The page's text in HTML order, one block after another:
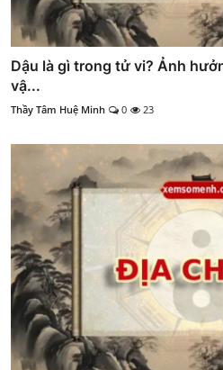
Dậu là gì trong tử vi? Ảnh
vậ...
Thầy Tâm Huệ Minh 0 23